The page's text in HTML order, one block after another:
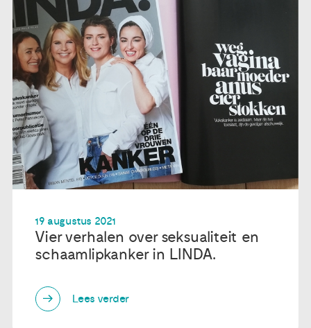
19 augustus 2021
Vier verhalen over seksualiteit en
schaamlipkanker in LINDA.
Lees verder